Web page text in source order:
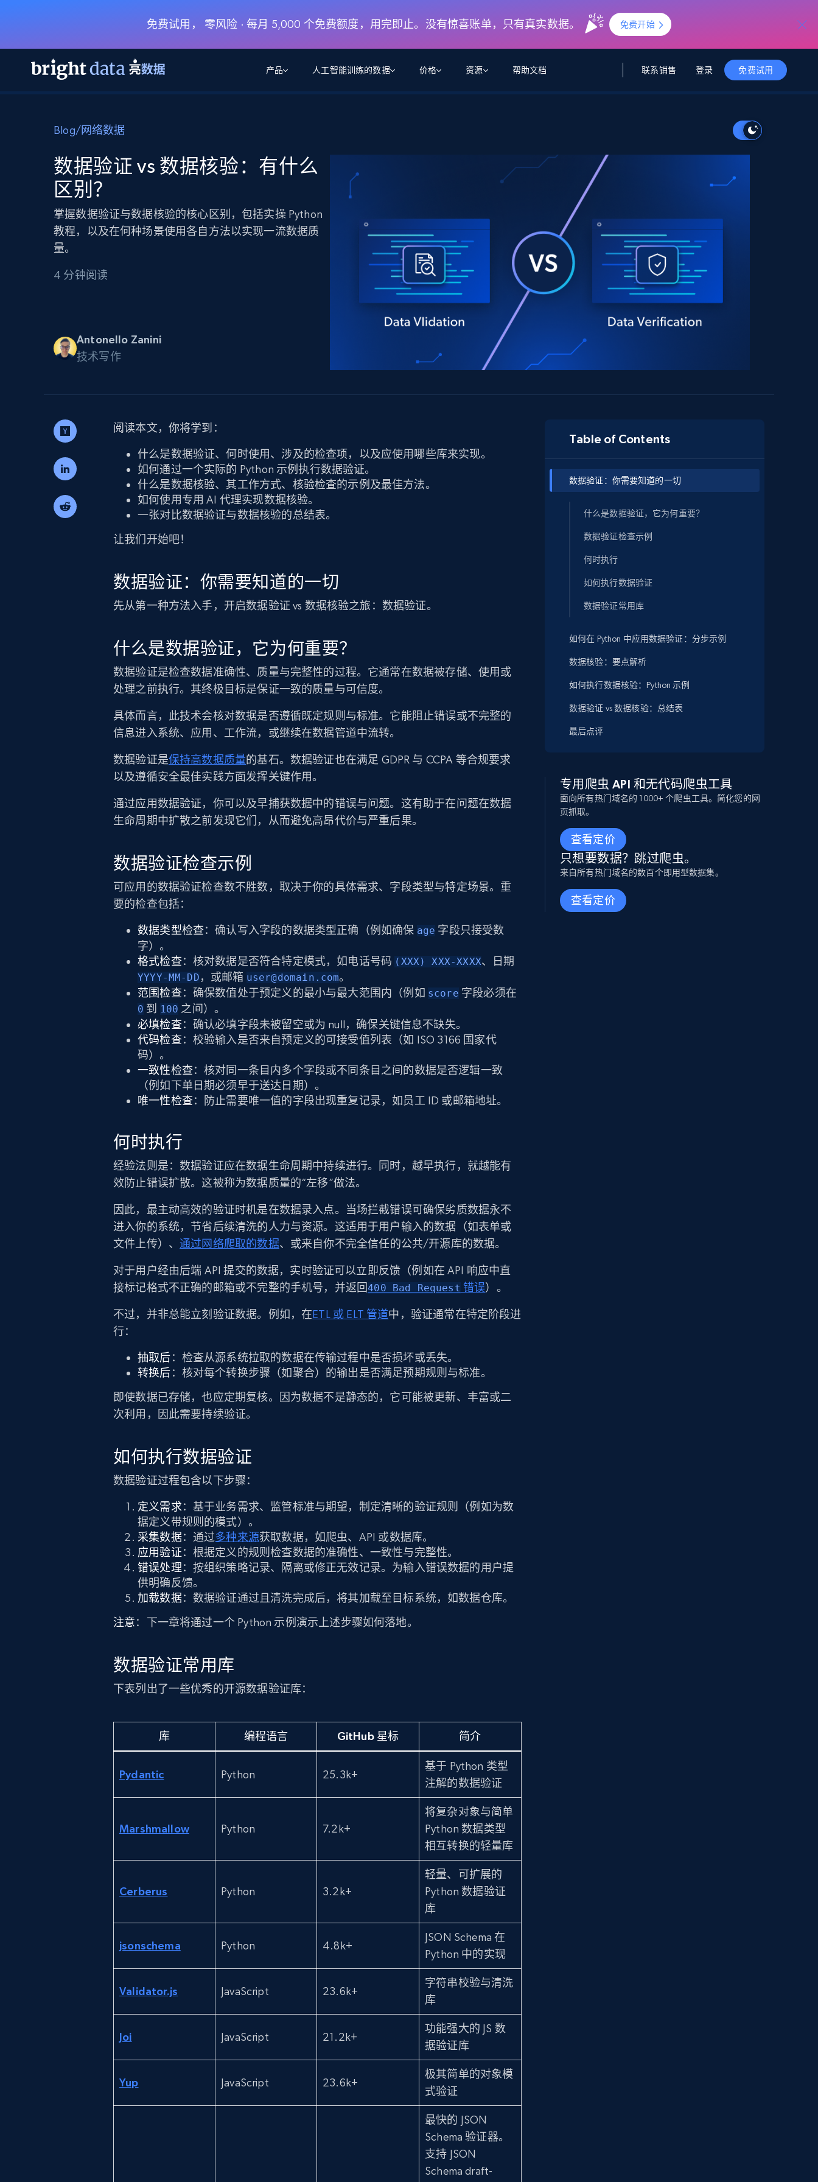
免费试用， 零风险 · 每月 5,000 个免费额度，用完即止。没有惊喜账单，只有真实数据。 免费开始
产品
告别封锁和验证码
Discover API 免费
搜索引擎结果页 API
按需获取多引擎搜索结果
Google Bing Duckduckgo Yandex
从 600+ 个网站获取实时数据
将任何网站转化为数据管道
来自 600+ 个域名的预收集数据
社交媒体 房地产
实时网页数据，采集即交付
解锁实时电商洞察与AI驱动的业务推荐
企业级数据服务
为企业级数据收集量身定制
Deep Lookup
在海量级网页数据上运行复杂
查询
动态代理
人工智能训练的数据
获得取之不尽的视频，图片及更多内容
视频信息流——为 VLA 准备就绪
数据包
为各行各业生成可直接用于LLM的数据集
让 AI 应用具备搜索与爬取整个网络的能力
智能体浏览器
站式工具包，全面解锁网页
演示智能体
价格
免费套餐
$1/ 每1 次请求
搜索引擎 API
起价
$1/ 每1 次请求
爬虫工作室定价
$250/100K 记录条
起价
$0.2/1k HTML
洞察
$2000/月
托管式数据
免费套餐
起价
资源
第三方工具集成
浏览器扩展
代理网络检查
博客
网络研讨会
联盟推荐
Bright SDK
帮助文档 登录
联系销售 免费试用
Blog/网络数据
数据验证 vs 数据核验：有什么
区别？
掌握数据验证与数据核验的核心区别，包括实操 Python
教程，以及在何种场景使用各自方法以实现一流数据质
量。
4 分钟阅读
Antonello Zanini
技术写作
阅读本文，你将学到：
什么是数据验证、何时使用、涉及的检查项，以及应使用哪些库来实现。
如何通过一个实际的 Python 示例执行数据验证。
什么是数据核验、其工作方式、核验检查的示例及最佳方法。
如何使用专用 AI 代理实现数据核验。
一张对比数据验证与数据核验的总结表。
让我们开始吧！
数据验证：你需要知道的一切
先从第一种方法入手，开启数据验证 vs 数据核验之旅：数据验证。
什么是数据验证，它为何重要？
数据验证是检查数据准确性、质量与完整性的过程。它通常在数据被存储、使用或
处理之前执行。其终极目标是保证一致的质量与可信度。
具体而言，此技术会核对数据是否遵循既定规则与标准。它能阻止错误或不完整的
信息进入系统、应用、工作流，或继续在数据管道中流转。
数据验证是保持高数据质量的基石。数据验证也在满足 GDPR 与 CCPA 等合规要求
以及遵循安全最佳实践方面发挥关键作用。
通过应用数据验证，你可以及早捕获数据中的错误与问题。这有助于在问题在数据
生命周期中扩散之前发现它们，从而避免高昂代价与严重后果。
数据验证检查示例
可应用的数据验证检查数不胜数，取决于你的具体需求、字段类型与特定场景。重
要的检查包括：
数据类型检查：确认写入字段的数据类型正确（例如确保 age 字段只接受数
字）。
格式检查：核对数据是否符合特定模式，如电话号码 (XXX) XXX-XXXX、日期
YYYY-MM-DD ，或邮箱 user@domain.com。
范围检查：确保数值处于预定义的最小与最大范围内（例如 score 字段必须在
0 到 100 之间）。
必填检查：确认必填字段未被留空或为 null，确保关键信息不缺失。
代码检查：校验输入是否来自预定义的可接受值列表（如 ISO 3166 国家代
码）。
一致性检查：核对同一条目内多个字段或不同条目之间的数据是否逻辑一致
（例如下单日期必须早于送达日期）。
唯一性检查：防止需要唯一值的字段出现重复记录，如员工 ID 或邮箱地址。
何时执行
经验法则是：数据验证应在数据生命周期中持续进行。同时，越早执行，就越能有
效防止错误扩散。这被称为数据质量的“左移”做法。
因此，最主动高效的验证时机是在数据录入点。当场拦截错误可确保劣质数据永不
进入你的系统，节省后续清洗的人力与资源。这适用于用户输入的数据（如表单或
文件上传）、通过网络爬取的数据、或来自你不完全信任的公共/开源库的数据。
对于用户经由后端 API 提交的数据，实时验证可以立即反馈（例如在 API 响应中直
接标记格式不正确的邮箱或不完整的手机号，并返回400 Bad Request 错误）。
不过，并非总能立刻验证数据。例如，在ETL 或 ELT 管道中，验证通常在特定阶段进
行：
抽取后：检查从源系统拉取的数据在传输过程中是否损坏或丢失。
转换后：核对每个转换步骤（如聚合）的输出是否满足预期规则与标准。
即使数据已存储，也应定期复核。因为数据不是静态的，它可能被更新、丰富或二
次利用，因此需要持续验证。
如何执行数据验证
数据验证过程包含以下步骤：
定义需求：基于业务需求、监管标准与期望，制定清晰的验证规则（例如为数
据定义带规则的模式）。
采集数据：通过多种来源获取数据，如爬虫、API 或数据库。
应用验证：根据定义的规则检查数据的准确性、一致性与完整性。
错误处理：按组织策略记录、隔离或修正无效记录。为输入错误数据的用户提
供明确反馈。
加载数据：数据验证通过且清洗完成后，将其加载至目标系统，如数据仓库。
注意：下一章将通过一个 Python 示例演示上述步骤如何落地。
数据验证常用库
下表列出了一些优秀的开源数据验证库：
库 编程语言 GitHub 星标 简介
Pydantic Python 25.3k+
基于 Python 类型
注解的数据验证
Marshmallow Python 7.2k+
将复杂对象与简单
Python 数据类型
相互转换的轻量库
Cerberus Python 3.2k+
轻量、可扩展的
Python 数据验证
库
jsonschema Python 4.8k+
JSON Schema 在
Python 中的实现
Validator.js JavaScript 23.6k+
字符串校验与清洗
库
Joi JavaScript 21.2k+
功能强大的 JS 数
据验证库
Yup JavaScript 23.6k+
极其简单的对象模
式验证
最快的 JSON
Schema 验证器。
支持 JSON
Schema draft-
Table of Contents
数据验证：你需要知道的一切
什么是数据验证，它为何重要？
数据验证检查示例
何时执行
如何执行数据验证
数据验证常用库
如何在 Python 中应用数据验证：分步示例
数据核验：要点解析
如何执行数据核验：Python 示例
数据验证 vs 数据核验：总结表
最后点评
专用爬虫 API 和无代码爬虫工具
面向所有热门域名的 1000+ 个爬虫工具。简化您的网
页抓取。
查看定价
只想要数据？跳过爬虫。
来自所有热门域名的数百个即用型数据集。
查看定价